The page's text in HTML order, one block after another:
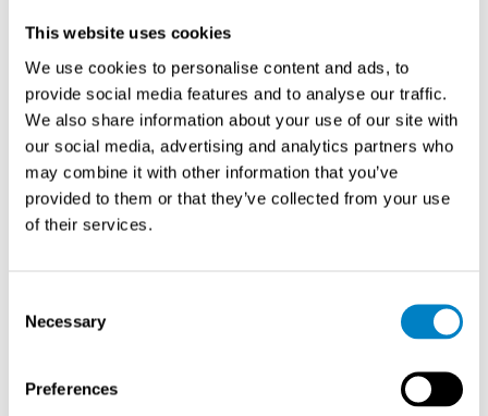
This website uses cookies
We use cookies to personalise content and ads, to
provide social media features and to analyse our traffic.
We also share information about your use of our site with
our social media, advertising and analytics partners who
may combine it with other information that you’ve
provided to them or that they’ve collected from your use
of their services.
Selection
Necessary
Preferences
Erittäin ohut IPLEX™ TX II -videoendoskooppi on
saatavana 2,2 mm halkaisijan taipuisalla katseluosalla
tai 1,8 mm jäykällä katseluosalla.
Lue lisää